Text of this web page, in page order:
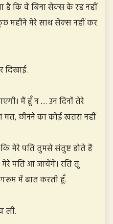
है कि वे बिना सेक्स के रह नहीं
महीने मेरे साथ सेक्स नहीं कर
दिखाई.
मैं हूँ न … उन दिनों तेरे
छीनने का कोई खतरा नहीं
मेरे पति तुमसे संतुष्ट होते हैं
पति आ जायेंगे। रति तू
में बात करती हूँ.
ली.